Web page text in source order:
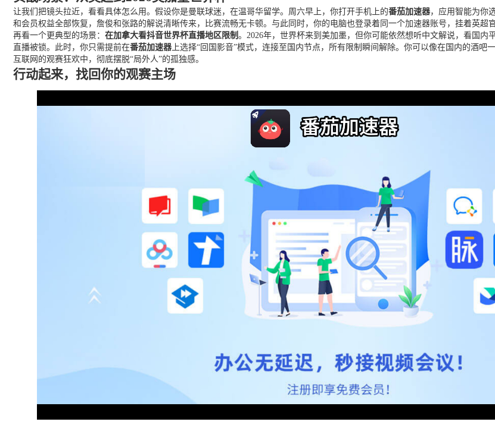
让我们把镜头拉近，看看具体怎么用。假设你是曼联球迷，在温哥华留学。周六早上，你打开手机上的番茄加速器，应用智能为你
和会员权益全部恢复，詹俊和张路的解说清晰传来，比赛流畅无卡顿。与此同时，你的电脑也登录着同一个加速器账号，挂着英超
再看一个更典型的场景： 在加拿大看抖音世界杯直播地区限制 。2026年，世界杯来到美加墨，但你可能依然想听中文解说，看国
直播被锁。此时，你只需提前在番茄加速器上选择“回国影音”模式，连接至国内节点，所有限制瞬间解除。你可以像在国内的酒
互联网的观赛狂欢中，彻底摆脱“局外人”的孤独感。
行动起来，找回你的观赛主场